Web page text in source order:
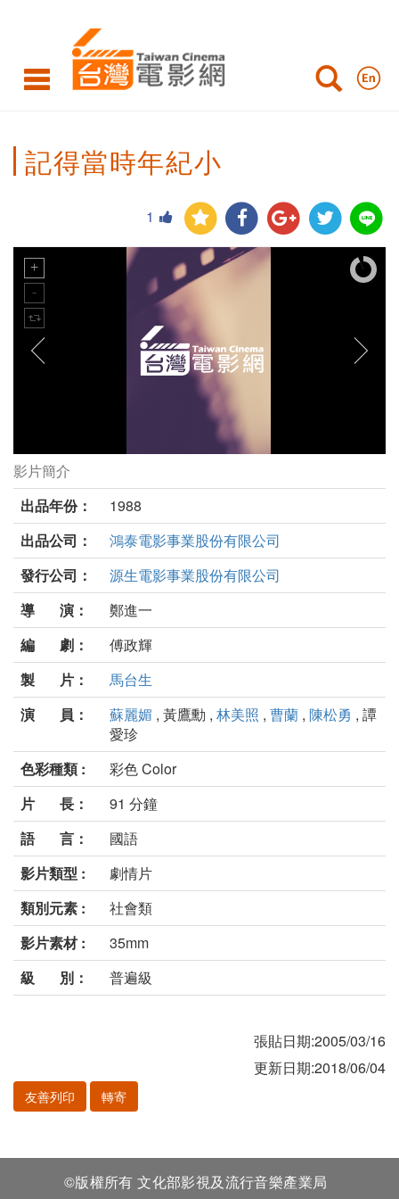
記得當時年紀小
1
記得當時年紀小劇照
影片簡介
出品年份：
1988
出品公司：
鴻泰電影事業股份有限公司
發行公司：
源生電影事業股份有限公司
導 演：
鄭進一
編 劇：
傅政輝
製 片：
馬台生
演 員：
蘇麗媚 , 黃鷹勳 , 林美照 , 曹蘭 , 陳松勇 , 譚
愛珍
色彩種類 :
彩色 Color
片 長：
91 分鐘
語 言：
國語
影片類型 :
劇情片
類別元素 :
社會類
影片素材 :
35mm
級 別：
普遍級
張貼日期:2005/03/16
更新日期:2018/06/04
友善列印 轉寄
©版權所有 文化部影視及流行音樂產業局